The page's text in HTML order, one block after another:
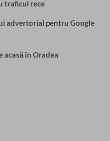
traficul rece
advertorial pentru Google
în Oradea